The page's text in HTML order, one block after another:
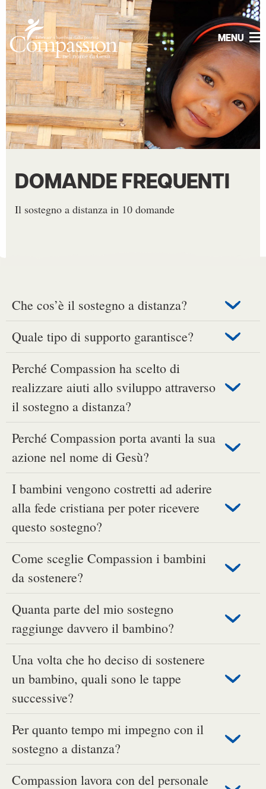
MENU
DOMANDE FREQUENTI
Il sostegno a distanza in 10 domande
Che cos’è il sostegno a distanza?
Quale tipo di supporto garantisce?
Perché Compassion ha scelto di
realizzare aiuti allo sviluppo attraverso
il sostegno a distanza?
Perché Compassion porta avanti la sua
azione nel nome di Gesù?
I bambini vengono costretti ad aderire
alla fede cristiana per poter ricevere
questo sostegno?
Come sceglie Compassion i bambini
da sostenere?
Quanta parte del mio sostegno
raggiunge davvero il bambino?
Una volta che ho deciso di sostenere
un bambino, quali sono le tappe
successive?
Per quanto tempo mi impegno con il
sostegno a distanza?
Compassion lavora con del personale